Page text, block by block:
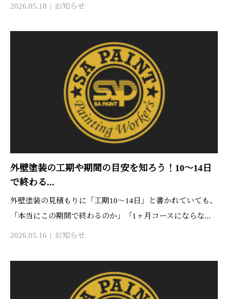
2026.05.18 お知らせ
外壁塗装の工期や期間の目安を知ろう！10〜14日
で終わる...
外壁塗装の見積もりに「工期10〜14日」と書かれていても、
「本当にこの期間で終わるのか」「1ヶ月コースにならな...
2026.05.16 お知らせ